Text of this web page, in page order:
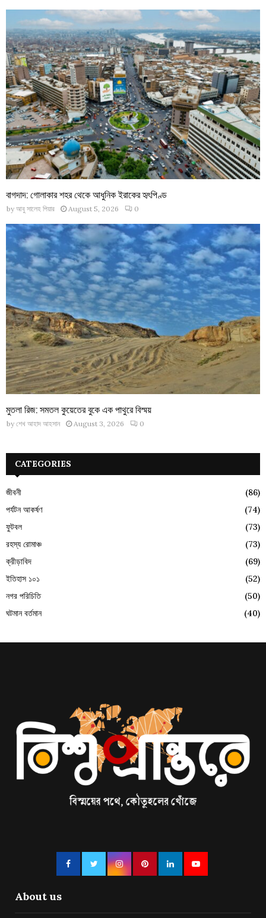
বাগদাদ: গোলাকার শহর থেকে আধুনিক ইরাকের হৃৎপিণ্ড
by আবু সালেহ পিয়ার August 5, 2026 0
মুতলা রিজ: সমতল কুয়েতের বুকে এক পাথুরে বিস্ময়
by শেখ আহাদ আহসান August 3, 2026 0
CATEGORIES
জীবনী
(86)
পর্যটন আকর্ষণ
(74)
ফুটবল
(73)
রহস্য রোমাঞ্চ
(73)
ক্রীড়াবিদ
(69)
ইতিহাস ১০১
(52)
নগর পরিচিতি
(50)
ঘটমান বর্তমান
(40)
About us